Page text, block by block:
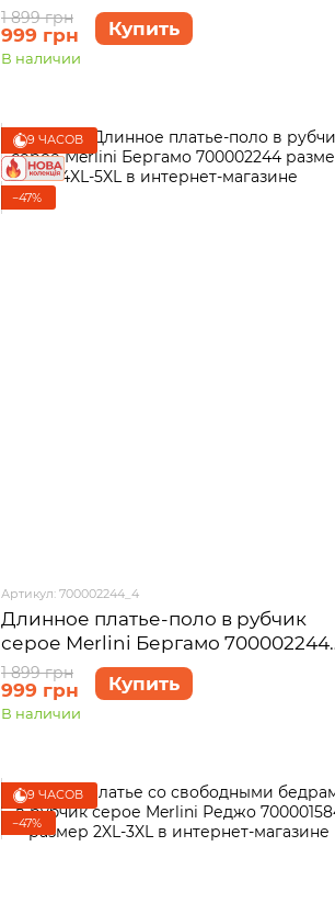
700001582 размер 4XL-5XL
1 899 грн
999 грн Купить
В наличии
9 ЧАСОВ
−47%
Артикул: 700002244_4
Длинное платье-поло в рубчик
серое Merlini Бергамо 700002244
размер 4XL-5XL
1 899 грн
999 грн Купить
В наличии
9 ЧАСОВ
−47%